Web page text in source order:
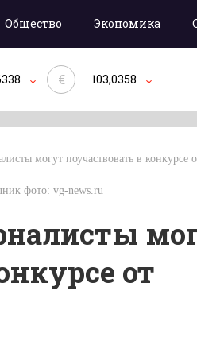
Общество Экономика
€ 103,0358
могут поучаствовать в конкурсе
фото: vg-news.ru
от